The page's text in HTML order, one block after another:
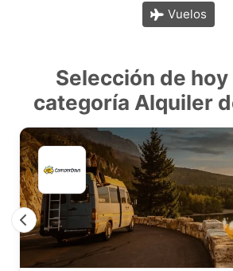
Vuelos
Selección de hoy
categoría Alquiler
Previous